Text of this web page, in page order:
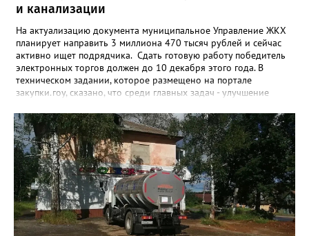
и канализации
На актуализацию документа муниципальное Управление ЖКХ
планирует направить 3 миллиона 470 тысяч рублей и сейчас
активно ищет подрядчика. Сдать готовую работу победитель
электронных торгов должен до 10 декабря этого года. В
техническом задании, которое размещено на портале
закупки.гоу, сказано, что среди главных задач - улучшение
повышение энергоэффективности систем. Кроме электронных
схем, исполнителю нужно разработать предложения по
строительству и реконструкции водоснабжения и канализации,
оценив размер вложений, а также представить перечень
бесхозных объектов и возможные сценарии развития этой
сферы городского хозяйства. В июне 2025 года
«Златоуст.инфо» сообщал о подобных торгах. Тогда цена
вопроса была почти в три раза выше - 9 миллионов 13 тысяч
486 рублей, а в списке работ была разработка электронной
системы ливнёвок.